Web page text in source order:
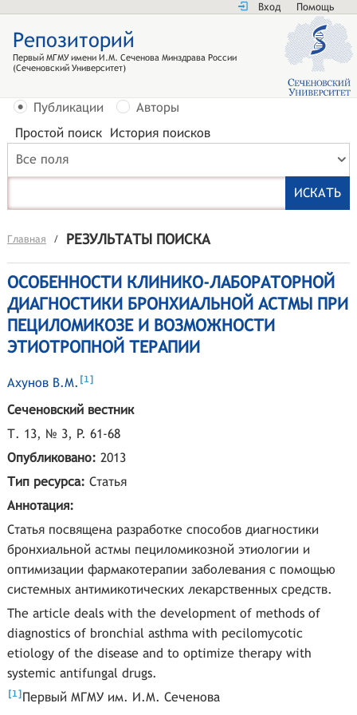
Вход Помощь
Репозиторий
Первый МГМУ имени И.М. Сеченова Минздрава России
(Сеченовский Университет)
Публикации
Авторы
Простой поиск История поисков
Все поля
Главная / РЕЗУЛЬТАТЫ ПОИСКА
ОСОБЕННОСТИ КЛИНИКО-ЛАБОРАТОРНОЙ
ДИАГНОСТИКИ БРОНХИАЛЬНОЙ АСТМЫ ПРИ
ПЕЦИЛОМИКОЗЕ И ВОЗМОЖНОСТИ
ЭТИОТРОПНОЙ ТЕРАПИИ
Ахунов В.М. [1]
Сеченовский вестник
Т. 13, № 3, P. 61-68
Опубликовано: 2013
Тип ресурса: Статья
Аннотация:
Статья посвящена разработке способов диагностики
бронхиальной астмы пециломикозной этиологии и
оптимизации фармакотерапии заболевания с помощью
системных антимикотических лекарственных средств.
The article deals with the development of methods of
diagnostics of bronchial asthma with pecilomycotic
etiology of the disease and to optimize therapy with
systemic antifungal drugs.
[1]Первый МГМУ им. И.М. Сеченова